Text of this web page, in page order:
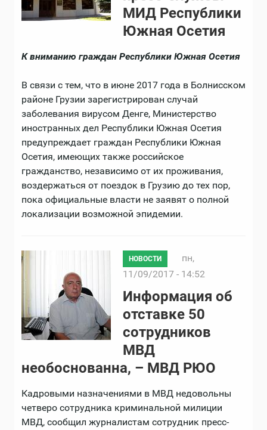
МИД Республики
Южная Осетия
К вниманию граждан Республики Южная Осетия
В связи с тем, что в июне 2017 года в Болнисском
районе Грузии зарегистрирован случай
заболевания вирусом Денге, Министерство
иностранных дел Республики Южная Осетия
предупреждает граждан Республики Южная
Осетия, имеющих также российское
гражданство, независимо от их проживания,
воздержаться от поездок в Грузию до тех пор,
пока официальные власти не заявят о полной
локализации возможной эпидемии.
НОВОСТИ
пн,
11/09/2017 - 14:52
Информация об
отставке 50
сотрудников
МВД
необоснованна, – МВД РЮО
Кадровыми назначениями в МВД недовольны
четверо сотрудника криминальной милиции
МВД, сообщил журналистам сотрудник пресс-